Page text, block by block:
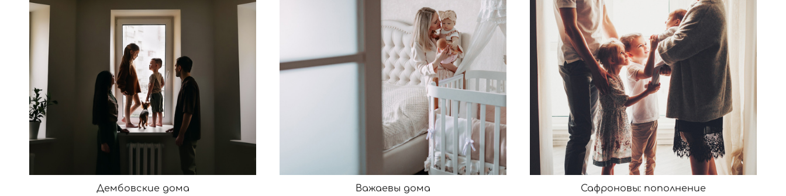
Дембовские дома Важаевы дома Сафроновы: пополнение